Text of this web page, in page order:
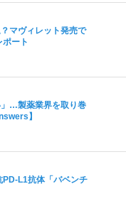
マヴィレット発売で
ート
」…製薬業界を取り巻
】
L1抗体「バベンチ